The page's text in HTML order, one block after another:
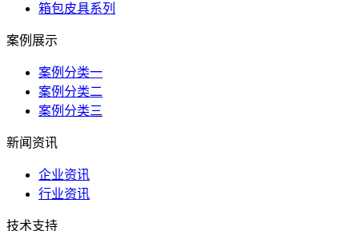
箱包皮具系列
案例展示
案例分类一
案例分类二
案例分类三
新闻资讯
企业资讯
行业资讯
技术支持